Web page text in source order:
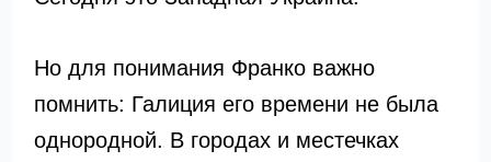
Но для понимания Франко важно
помнить: Галиция его времени не была
однородной. В городах и местечках